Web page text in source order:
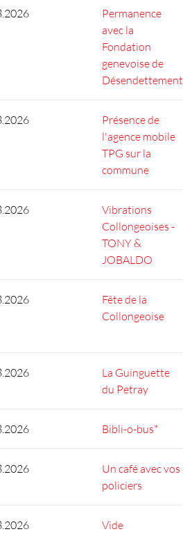
Permanence
avec la
Fondation
genevoise de
Désendettement
Présence de
l'agence mobile
TPG sur la
commune
Vibrations
Collongeoises -
TONY &
JOBALDO
Fête de la
Collongeoise
La Guinguette
du Petray
Bibli-o-bus*
Un café avec vos
policiers
Vide